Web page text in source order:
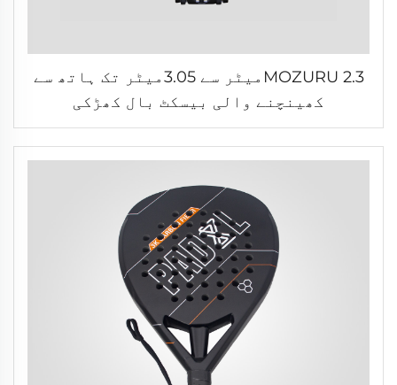
MOZURU 2.3میٹر سے 3.05میٹر تک ہاتھ سے
کھینچنے والی بیسکٹ بال کھڑکی